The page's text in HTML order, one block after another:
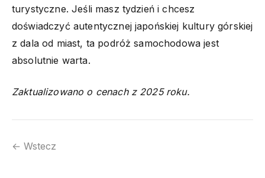
turystyczne. Jeśli masz tydzień i chcesz
doświadczyć autentycznej japońskiej kultury górskiej
z dala od miast, ta podróż samochodowa jest
absolutnie warta.
Zaktualizowano o cenach z 2025 roku.
← Wstecz